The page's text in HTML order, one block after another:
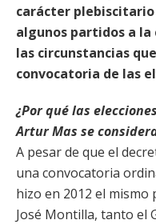
carácter
algunos partidos a la
las circunstancias
convocatoria de las
¿Por qué las
Artur Mas se
A pesar de que el
una convocatoria
hizo en 2012 el
José Montilla, tanto el